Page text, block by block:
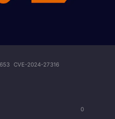
CVE-2024-27316
0